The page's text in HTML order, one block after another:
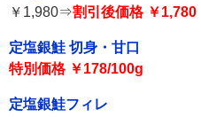
￥1,980⇒割引後価格 ￥1,780
定塩銀鮭 切身・甘口
特別価格 ￥178/100g
定塩銀鮭フィレ